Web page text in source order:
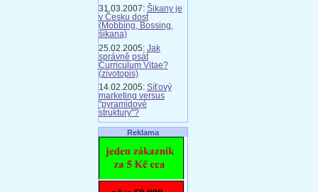
31.03.2007: Šikany je
v Česku dost
(Mobbing, Bossing,
šikana)
25.02.2005: Jak
správně psát
Curriculum Vitae?
(zivotopis)
14.02.2005: Síťový
marketing versus
"pyramidové
struktury"?
Reklama